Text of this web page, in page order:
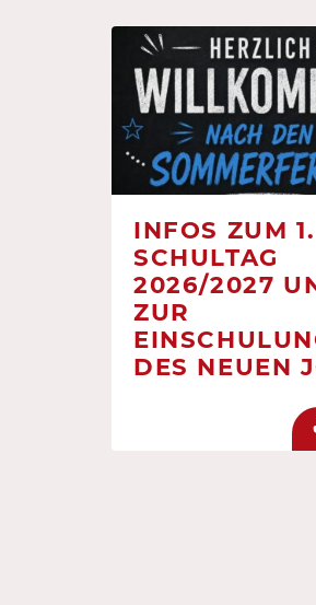
INFOS ZUM 1.
SCHULTAG
2026/2027
ZUR
DES NEUEN